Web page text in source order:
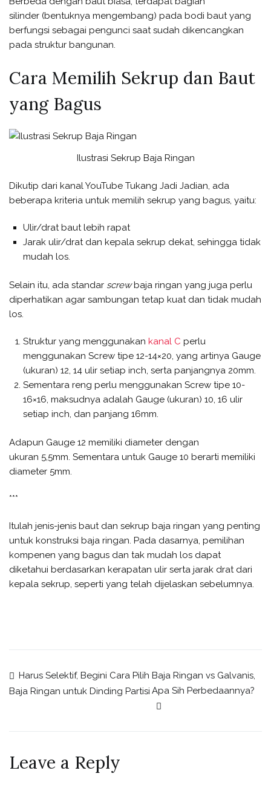
silinder (bentuknya mengembang) pada bodi baut yang
berfungsi sebagai pengunci saat sudah dikencangkan
pada struktur bangunan.
Cara Memilih Sekrup dan Baut
yang Bagus
Ilustrasi Sekrup Baja Ringan
Dikutip dari kanal YouTube Tukang Jadi Jadian, ada
beberapa kriteria untuk memilih sekrup yang bagus, yaitu:
Ulir/drat baut lebih rapat
Jarak ulir/drat dan kepala sekrup dekat, sehingga tidak
mudah los.
Selain itu, ada standar screwbaja ringan yang juga perlu
diperhatikan agar sambungan tetap kuat dan tidak mudah
los.
Struktur yang menggunakankanal C perlu
menggunakan Screw tipe 12-14×20, yang artinya Gauge
(ukuran) 12, 14 ulir setiap inch, serta panjangnya 20mm.
Sementara reng perlu menggunakan Screw tipe 10-
16×16, maksudnya adalah Gauge (ukuran) 10, 16 ulir
setiap inch, dan panjang 16mm.
Adapun Gauge 12 memiliki diameter dengan
ukuran 5,5mm. Sementara untuk Gauge 10 berarti memiliki
diameter 5mm.
***
Itulah jenis-jenis baut dan sekrup baja ringan yang penting
untuk konstruksi baja ringan. Pada dasarnya, pemilihan
kompenen yang bagus dan tak mudah los dapat
diketahui berdasarkan kerapatan ulir serta jarak drat dari
kepala sekrup, seperti yang telah dijelaskan sebelumnya.
Harus Selektif, Begini Cara Pilih
Baja Ringan untuk Dinding Partisi
Baja Ringan vs Galvanis,
Apa Sih Perbedaannya?
Leave a Reply